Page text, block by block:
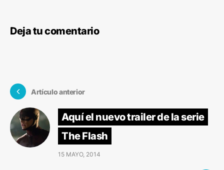
Deja tu comentario
Artículo anterior
Aquí el nuevo trailer de la serie
The Flash
15 MAYO, 2014